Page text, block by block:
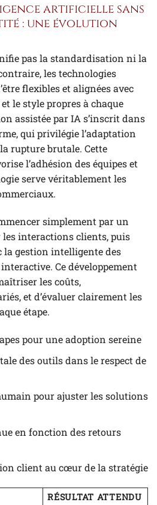
artificielle sans
: une évolution
pas la standardisation ni la
les technologies
flexibles et alignées avec
le style propres à chaque
assistée par IA s’inscrit dans
qui privilégie l’adaptation
rupture brutale. Cette
l’adhésion des équipes et
serve véritablement les
simplement par un
interactions clients, puis
la gestion intelligente des
Ce développement
les coûts,
et d’évaluer clairement les
étape.
pour une adoption sereine
des outils dans le respect de
pour ajuster les solutions
en fonction des retours
client au cœur de la stratégie
RÉSULTAT ATTENDU